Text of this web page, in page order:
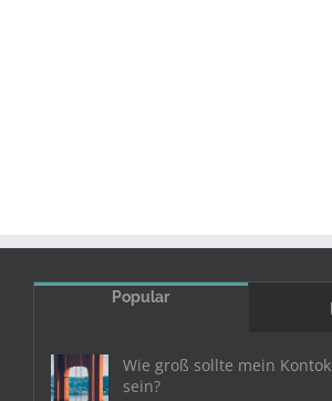
Popular
Wie groß sollte mein
sein?